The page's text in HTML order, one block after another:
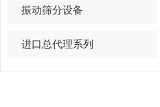
振动筛分设备
进口总代理系列